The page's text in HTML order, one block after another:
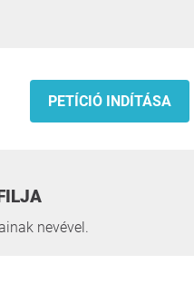
PETÍCIÓ INDÍTÁSA
nevével.